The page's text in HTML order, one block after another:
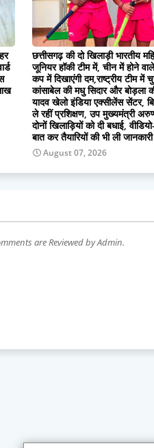
छत्तीसगढ़ की दो खिलाड़ी भारतीय
जूनियर हॉकी टीम में, चीन में होने
कप में दिखाएंगी दम,राष्ट्रीय टीम में
कांसाबेल की मधु सिदार और बोड़ला
यादव खेलो इंडिया एक्सीलेंस सेंटर,
ले रहीं प्रशिक्षण, उप मुख्यमंत्री
दोनों खिलाड़ियों को दी बधाई,
बात कर तैयारियों की भी ली जानकारी
August 07, 2026
are Reviewed by Admin.